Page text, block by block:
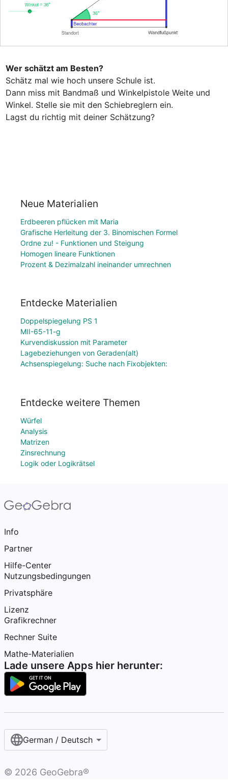
Wer schätzt am Besten?
Schätz mal wie hoch unsere Schule ist.
Dann miss mit Bandmaß und Winkelpistole Weite und
Winkel. Stelle sie mit den Schiebreglern ein.
Lagst du richtig mit deiner Schätzung?
Neue Materialien
Erdbeeren pflücken mit Maria
Grafische Herleitung der 3. Binomischen Formel
Ordne zu! - Funktionen und Steigung
Homogen lineare Funktionen
Prozent & Dezimalzahl ineinander umrechnen
Entdecke Materialien
Doppelspiegelung PS 1
MII-65-11-g
Kurvendiskussion mit Parameter
Lagebeziehungen von Geraden(alt)
Achsenspiegelung: Suche nach Fixobjekten:
Entdecke weitere Themen
Würfel
Analysis
Matrizen
Zinsrechnung
Logik oder Logikrätsel
Info
Partner
Hilfe-Center
Nutzungsbedingungen
Privatsphäre
Lizenz
Grafikrechner
Rechner Suite
Mathe-Materialien
Lade unsere Apps hier herunter:
German / Deutsch
© 2026 GeoGebra®